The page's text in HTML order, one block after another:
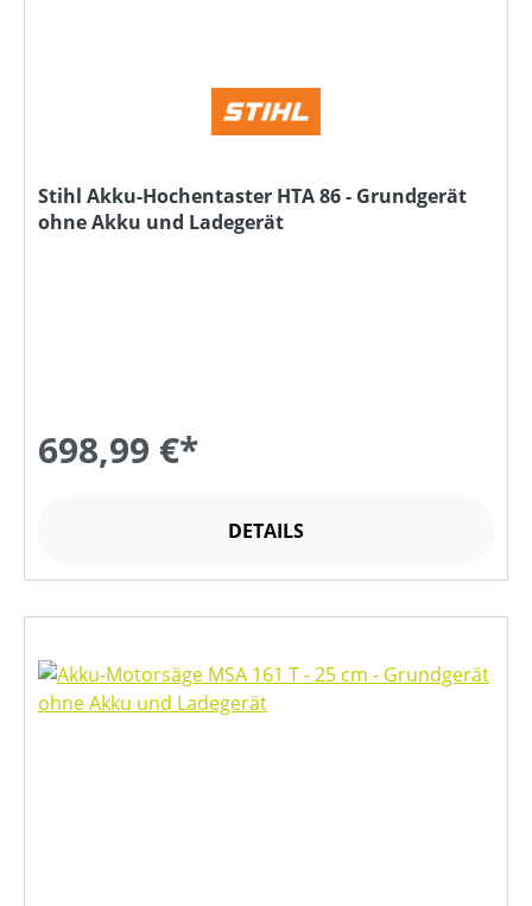
Stihl Akku-Hochentaster HTA 86 - Grundgerät
ohne Akku und Ladegerät
698,99 €*
DETAILS